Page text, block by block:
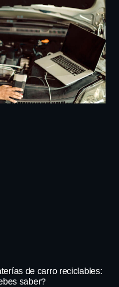
de carro reciclables:
saber?